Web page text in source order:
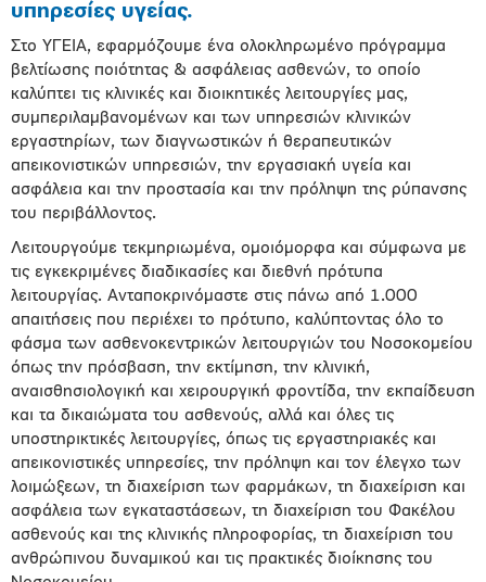
υπηρεσίες υγείας.
Στο ΥΓΕΙΑ, εφαρμόζουμε ένα ολοκληρωμένο πρόγραμμα
βελτίωσης ποιότητας & ασφάλειας ασθενών, το οποίο
καλύπτει τις κλινικές και διοικητικές λειτουργίες μας,
συμπεριλαμβανομένων και των υπηρεσιών κλινικών
εργαστηρίων, των διαγνωστικών ή θεραπευτικών
απεικονιστικών υπηρεσιών, την εργασιακή υγεία και
ασφάλεια και την προστασία και την πρόληψη της ρύπανσης
του περιβάλλοντος.
Λειτουργούμε τεκμηριωμένα, ομοιόμορφα και σύμφωνα με
τις εγκεκριμένες διαδικασίες και διεθνή πρότυπα
λειτουργίας. Ανταποκρινόμαστε στις πάνω από 1.000
απαιτήσεις που περιέχει το πρότυπο, καλύπτοντας όλο το
φάσμα των ασθενοκεντρικών λειτουργιών του Νοσοκομείου
όπως την πρόσβαση, την εκτίμηση, την κλινική,
αναισθησιολογική και χειρουργική φροντίδα, την εκπαίδευση
και τα δικαιώματα του ασθενούς, αλλά και όλες τις
υποστηρικτικές λειτουργίες, όπως τις εργαστηριακές και
απεικονιστικές υπηρεσίες, την πρόληψη και τον έλεγχο των
λοιμώξεων, τη διαχείριση των φαρμάκων, τη διαχείριση και
ασφάλεια των εγκαταστάσεων, τη διαχείριση του Φακέλου
ασθενούς και της κλινικής πληροφορίας, τη διαχείριση του
ανθρώπινου δυναμικού και τις πρακτικές διοίκησης του